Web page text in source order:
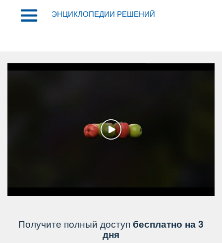
ЭНЦИКЛОПЕДИИ РЕШЕНИЙ
Получите полный доступ есплатно на 3
дня